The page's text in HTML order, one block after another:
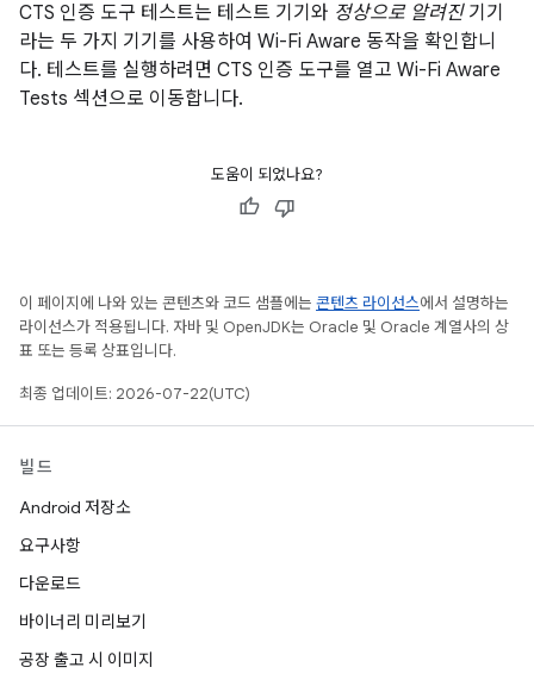
CTS 인증 도구 테스트는 테스트 기기와 정상으로 알려진기기
라는 두 가지 기기를 사용하여 Wi-Fi Aware 동작을 확인합니
다. 테스트를 실행하려면 CTS 인증 도구를 열고 Wi-Fi Aware
Tests 섹션으로 이동합니다.
도움이 되었나요?
이 페이지에 나와 있는 콘텐츠와 코드 샘플에는 콘텐츠 라이선스에서 설명하는
라이선스가 적용됩니다. 자바 및 OpenJDK는 Oracle 및 Oracle 계열사의 상
표 또는 등록 상표입니다.
최종 업데이트: 2026-07-22(UTC)
빌드
Android 저장소
요구사항
다운로드
바이너리 미리보기
공장 출고 시 이미지